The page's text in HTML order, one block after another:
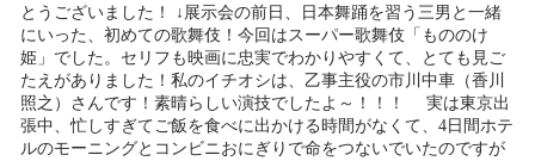
とうございました！ ↓展示会の前日、日本舞踊を習う三男と一緒
にいった、初めての歌舞伎！今回はスーパー歌舞伎「もののけ
姫」でした。セリフも映画に忠実でわかりやすくて、とても見ご
たえがありました！私のイチオシは、乙事主役の市川中車（香川
照之）さんです！素晴らしい演技でしたよ～！！！ 実は東京出
張中、忙しすぎてご飯を食べに出かける時間がなくて、4日間ホテ
ルのモーニングとコンビニおにぎりで命をつないでいたのですが